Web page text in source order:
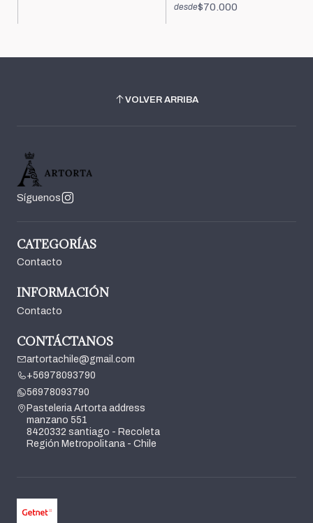
desde$70.000
VOLVER ARRIBA
Síguenos
CATEGORÍAS
Contacto
INFORMACIÓN
Contacto
CONTÁCTANOS
artortachile@gmail.com
+56978093790
56978093790
Pasteleria Artorta address
manzano 551
8420332 santiago - Recoleta
Región Metropolitana - Chile